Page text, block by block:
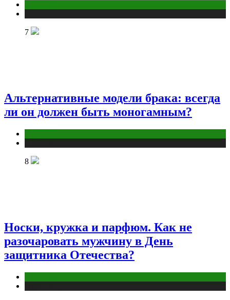
7
Альтернативные модели брака: всегда
ли он должен быть моногамным?
8
Носки, кружка и парфюм. Как не
разочаровать мужчину в День
защитника Отечества?